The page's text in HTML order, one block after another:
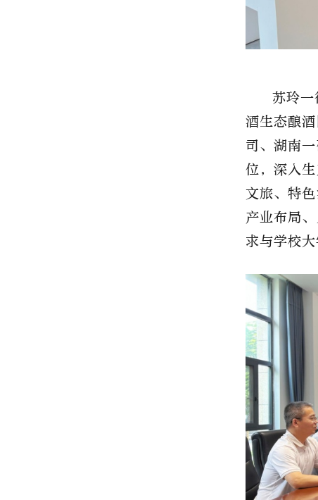
苏玲
酒生态酿
司、湖南
位，深入
文旅、特
产业布局
求与学校大